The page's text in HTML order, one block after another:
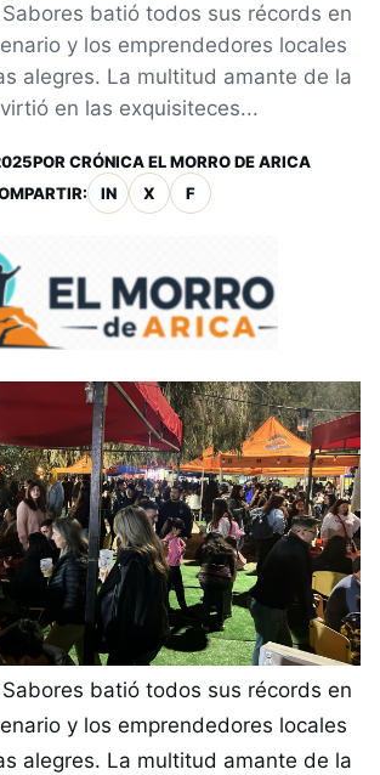
batió todos sus récords en
y los emprendedores locales
alegres. La multitud amante de la
en las exquisiteces...
POR CRÓNICA EL MORRO DE ARICA
IN X F
batió todos sus récords en
y los emprendedores locales
alegres. La multitud amante de la